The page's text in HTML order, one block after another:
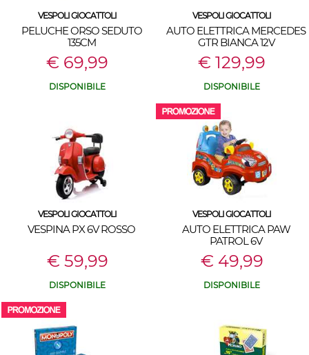
VESPOLI GIOCATTOLI
PELUCHE ORSO SEDUTO
135CM
€ 69,99
DISPONIBILE
VESPOLI GIOCATTOLI
AUTO ELETTRICA MERCEDES
GTR BIANCA 12V
€ 129,99
DISPONIBILE
VESPOLI GIOCATTOLI
VESPINA PX 6V ROSSO
€ 59,99
DISPONIBILE
VESPOLI GIOCATTOLI
AUTO ELETTRICA PAW
PATROL 6V
€ 49,99
DISPONIBILE